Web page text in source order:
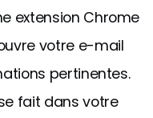
extension Chrome
votre e-mail
pertinentes.
fait dans votre